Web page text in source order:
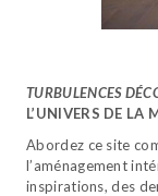
TURBULENCES
L’UNIVERS DE LA
Abordez ce site
l’aménagement
inspirations, des